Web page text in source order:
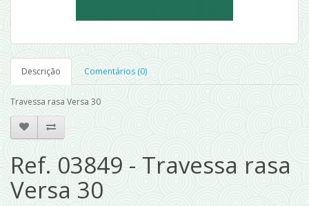
Descrição Comentários (0)
Travessa rasa Versa 30
Ref. 03849 - Travessa rasa
Versa 30